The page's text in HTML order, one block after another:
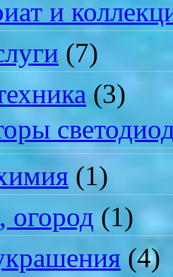
и
(7)
(3)
(1)
огород (1)
(4)